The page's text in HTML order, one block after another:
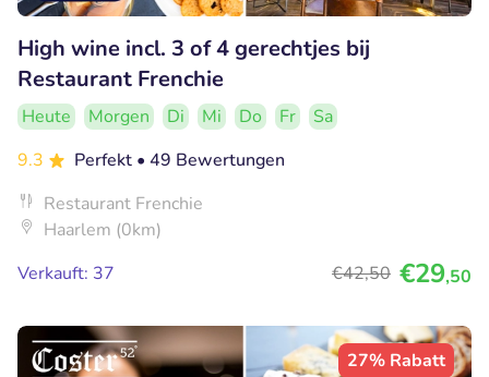
High wine incl. 3 of 4 gerechtjes bij
Restaurant Frenchie
Heute Morgen Di Mi Do Fr
Sa
9.3
Perfekt • 49 Bewertungen
Restaurant Frenchie
Haarlem (0km)
Verkauft: 37
€42,50 €29,50
27% Rabatt